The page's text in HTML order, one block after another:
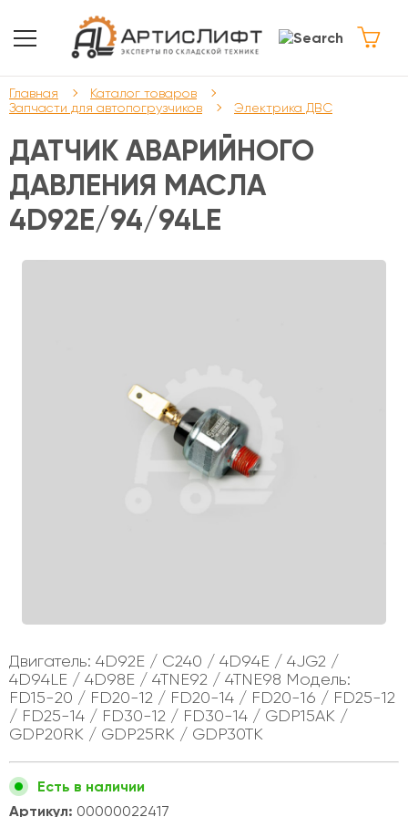
Главная
Каталог товаров
Запчасти для автопогрузчиков
Электрика ДВС
ДАТЧИК АВАРИЙНОГО
ДАВЛЕНИЯ МАСЛА
4D92E/94/94LE
Двигатель: 4D92E / C240 / 4D94E / 4JG2 /
4D94LE / 4D98E / 4TNE92 / 4TNE98 Модель:
FD15-20 / FD20-12 / FD20-14 / FD20-16 / FD25-12
/ FD25-14 / FD30-12 / FD30-14 / GDP15AK /
GDP20RK / GDP25RK / GDP30TK
Есть в наличии
Артикул: 00000022417